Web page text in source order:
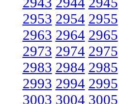
2953 2954 2955
2963 2964 2965
2973 2974 2975
2983 2984 2985
2993 2994 2995
3003 3004 3005